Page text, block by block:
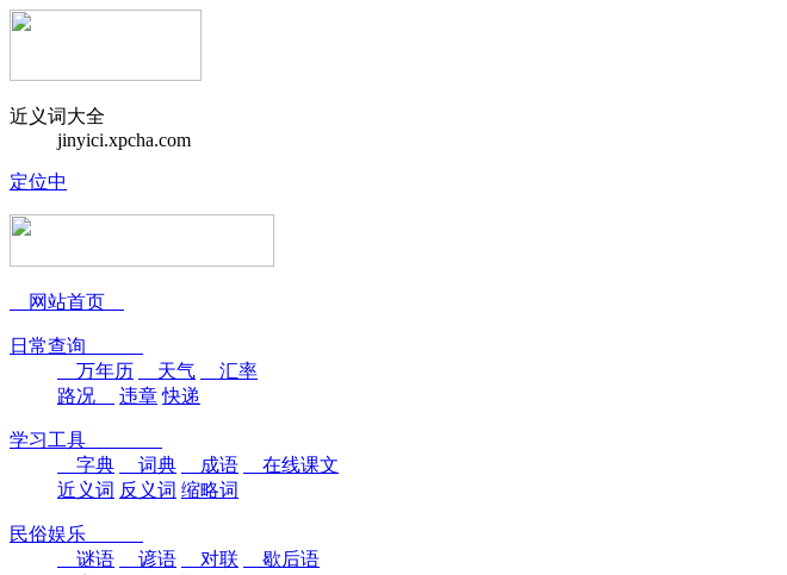
近义词大全
jinyici.xpcha.com
定位中
网站首页
日常查询
万年历
天气
汇率
路况
违章 快递
学习工具
字典
词典 成语
在线课文
近义词 反义词 缩略词
民俗娱乐
谜语
谚语 对联
歇后语